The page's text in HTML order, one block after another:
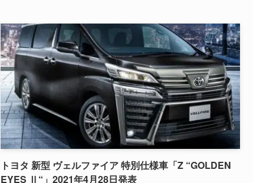
トヨタ 新型 ヴェルファイア 特別仕様車「Z “GOLDEN
EYES Ⅱ“」2021年4月28日発表